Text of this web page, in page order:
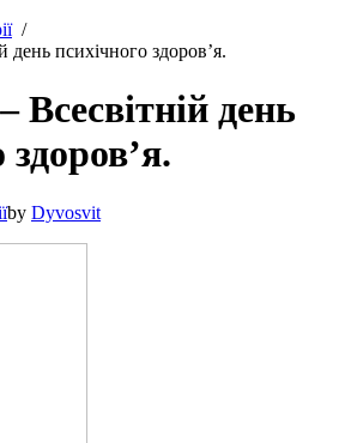
день психічного здоров’я.
Всесвітній день
здоров’я.
by Dyvosvit